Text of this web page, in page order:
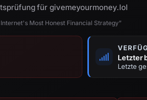
für givemeyourmoney.lol
Most Honest Financial Strategy”
Letzter
Letzte